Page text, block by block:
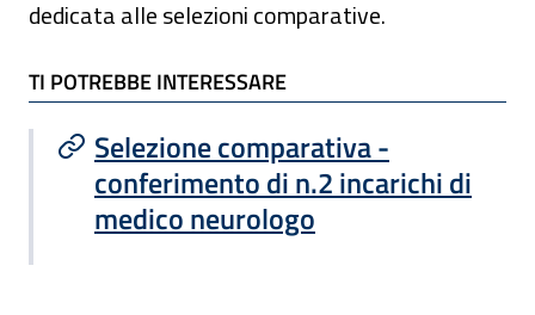
dedicata alle selezioni comparative.
TI POTREBBE INTERESSARE
TI POTREBBE INTERESSARE
Selezione comparativa -
conferimento di n.2 incarichi di
medico neurologo